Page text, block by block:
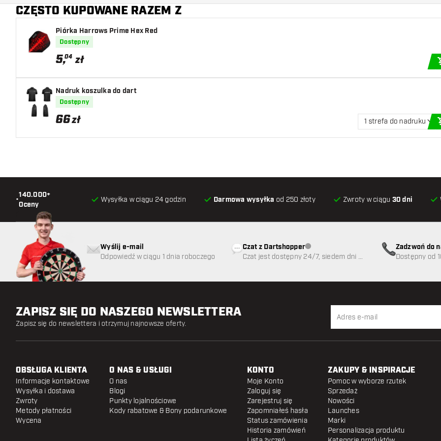
CZĘSTO KUPOWANE RAZEM Z
Piórka Harrows Prime Hex Red
Dostępny
5,04 zł
Nadruk koszulka do dart
Dostępny
66zł 1 strefa do nadruku
•
140.000+
Oceny
Wysyłka w ciągu 24 godzin Darmowa wysyłka od 250 złoty Zwroty w ciągu 30 dni
Wyślij e-mail
Odpowiedź w ciągu 1 dnia roboczego
Czat z DartshopperObsługa klienta niedostępna
Czat jest dostępny 24/7, siedem dni w
Zadzwoń do
89
Dostępny od
ZAPISZ SIĘ DO NASZEGO NEWSLETTERA
Zapisz się do newslettera i otrzymuj najnowsze oferty.
OBSŁUGA KLIENTA
Informacje kontaktowe
Wysyłka i dostawa
Zwroty
Metody płatności
Wycena
O NAS & USŁUGI
O nas
Blogi
Punkty lojalnościowe
Kody rabatowe & Bony podarunkowe
KONTO
Moje Konto
Zaloguj się
Zarejestruj się
Zapomniałeś hasła
Status zamówienia
Historia zamówień
ZAKUPY & INSPIRACJE
Pomoc w wyborze rzutek
Sprzedaż
Nowości
Launches
Marki
Personalizacja produktu